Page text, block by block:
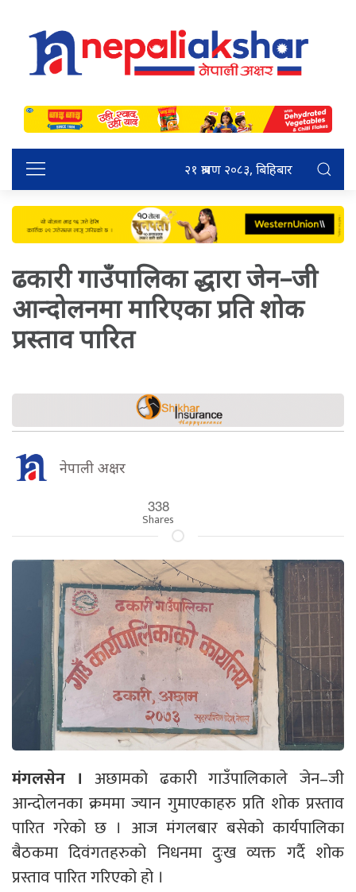
२१ श्रावण २०८३, बिहिबार
ढकारी गाउँपालिका द्धारा जेन–जी
आन्दोलनमा मारिएका प्रति शोक
प्रस्ताव पारित
नेपाली अक्षर
338
Shares
मंगलसेन ।अछामको ढकारी गाउँपालिकाले जेन–जी
आन्दोलनका क्रममा ज्यान गुमाएकाहरु प्रति शोक प्रस्ताव
पारित गरेको छ । आज मंगलबार बसेको कार्यपालिका
बैठकमा दिवंगतहरुको निधनमा दुःख व्यक्त गर्दै शोक
प्रस्ताव पारित गरिएको हो ।